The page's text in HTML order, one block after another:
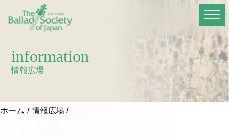
information
情報広場
ホーム 情報広場